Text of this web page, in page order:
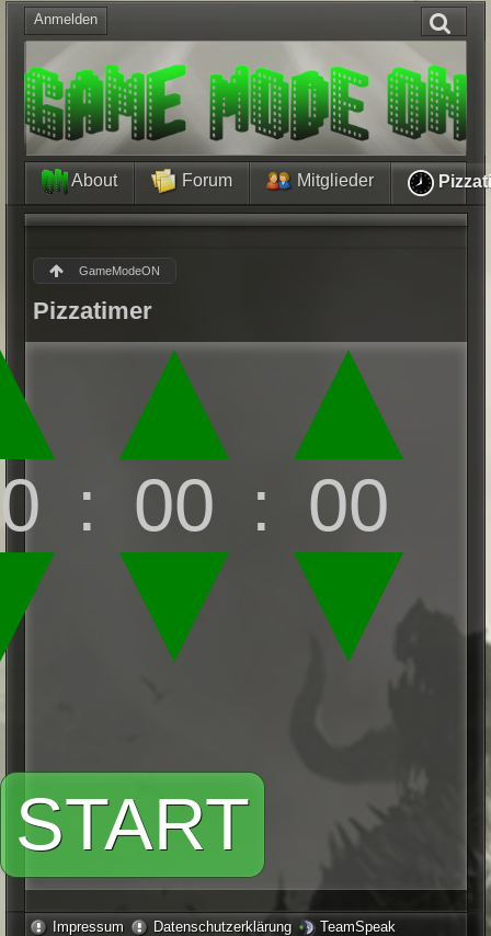
Anmelden
About Forum Mitglieder
GameModeON
Pizzatimer
: 00 : 00
START
Impressum Datenschutzerklärung
TeamSpeak